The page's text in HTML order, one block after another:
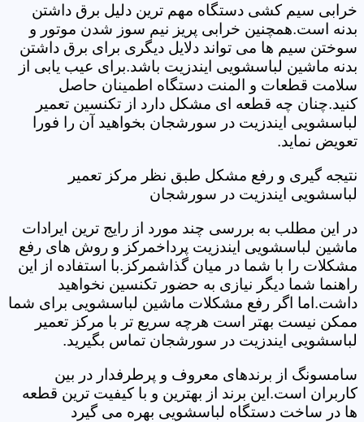
خرابی سیم کشی دستگاه مهم ترین دلیل برق داشتن
بدنه است.همچنین خرابی پریز نیم سوز شدن موتور و
سوختن سیم ها می تواند دلایل دیگری برای برق داشتن
بدنه ماشین لباسشویی ایندزیت باشد.برای عیب یابی از
سلامت قطعات و المنت دستگاه اطمینان حاصل
کنید.چنان چه قطعه ای مشکل دارد از تکنسین تعمیر
لباسشویی ایندزیت در سورشجان بخواهید آن را فورا
تعویض نماید.
نتیجه گیری و رفع مشکل طبق نظر مرکز تعمیر
لباسشویی ایندزیت در سورشجان
در این مطلب به بررسی چند مورد از رایج ترین ایرادات
ماشین لباسشویی ایندزیت پرداخمرکز و روش های رفع
مشکلات را با شما در میان گذاشمرکز.با استفاده از این
راهنما شما دیگر نیازی به حضور تکنسین نخواهید
داشت.اما اگر رفع مشکلات ماشین لباسشویی برای شما
ممکن نیست بهتر است هرچه سریع تر با مرکز تعمیر
لباسشویی ایندزیت در سورشجان تماس بگیرید.
سامسونگ از برندهای معروف و پرطرفدار در بین
کاربران است.این برند از بهترین و با کیفیت ترین قطعه
ها در ساخت دستگاه لباسشویی بهره می گیرد